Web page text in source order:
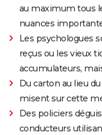
au maximum tous
nuances
Les psychologues
reçus ou les vieux
accumulateurs,
Du carton au lieu
misent sur cette
Des policiers
conducteurs